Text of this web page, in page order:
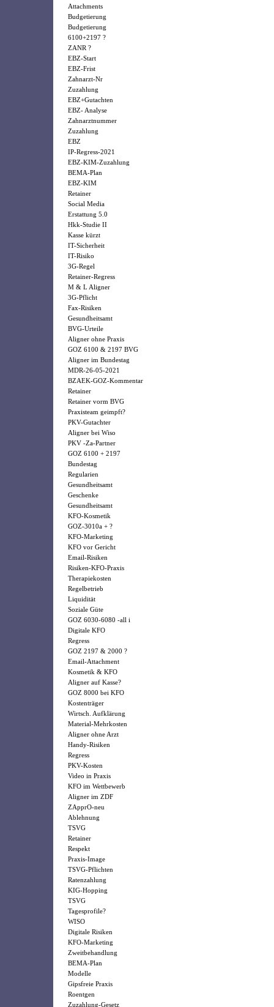
Attachments
Budgetierung
Budgetierung
6100+2197 ?
ZANR ?
EBZ-Start
EBZ-Frist
Zahnarzt-Nr
Zuzahlung
EBZ+Gutachten
EBZ- Analyse
Zahnarztnummer
Zuzahlung
EBZ
IP-Regress-2021
EBZ-KIM-Zuzahlung
BEMA-Plan
EBZ-KIM
Retainer
Social Media
Erstattung 5.0
Hkk-Studie II
Kasse kürzt
IT-Sicherheit
IT-Risiko
3G-Regel
Retainer-Regress
M & L Aligner
3G-Pflicht
Fax-Risiken
Gesundheitsamt
BVG-Urteile
Aligner ohne Praxis
GOZ 6100 & 2197 BVG
Aligner im Bundestag
MDR-26-05-2021
BZAEK-GOZ-Kommentar
Retainer
Retainer vorm BVG
Praxisteam geimpft?
PKV-Gutachter
Aligner bei Wiso
PKV -Za-Partner
GOZ 6100 + 2197
Bundestag
Regularien
Gesundheitsamt
Geschenke
Gesundheitsamt
KFO-Kosmetik
GOZ-3010a + ?
KFO-Marketing
KFO vor Gericht
Email-Risiken
Risiken-KFO-Praxis
Therapiekosten
Regelbetrieb
Liquidität
Soziale Güte
GOZ 6030-6080 -all i
Digitale KFO
Regress
GOZ 2197 & 2000 ?
Email-Attachment
Kosmetik & KFO
Aligner auf Kasse?
GOZ 8000 bei KFO
Kostenträger
Wirtsch. Aufklärung
Material-Mehrkosten
Aligner ohne Arzt
Handy-Risiken
Regress
PKV-Kosten
Video in Praxis
KFO im Wettbewerb
Aligner im ZDF
ZApprO-neu
Ablehnung
TSVG
Retainer
Respekt
Praxis-Image
TSVG-Pflichten
Ratenzahlung
KIG-Hopping
TSVG
Tagesprofile?
WISO
Digitale Risiken
KFO-Marketing
Zweitbehandlung
BEMA-Plan
Modelle
Gipsfreie Praxis
Roentgen
Zuzahlung-Gesetz